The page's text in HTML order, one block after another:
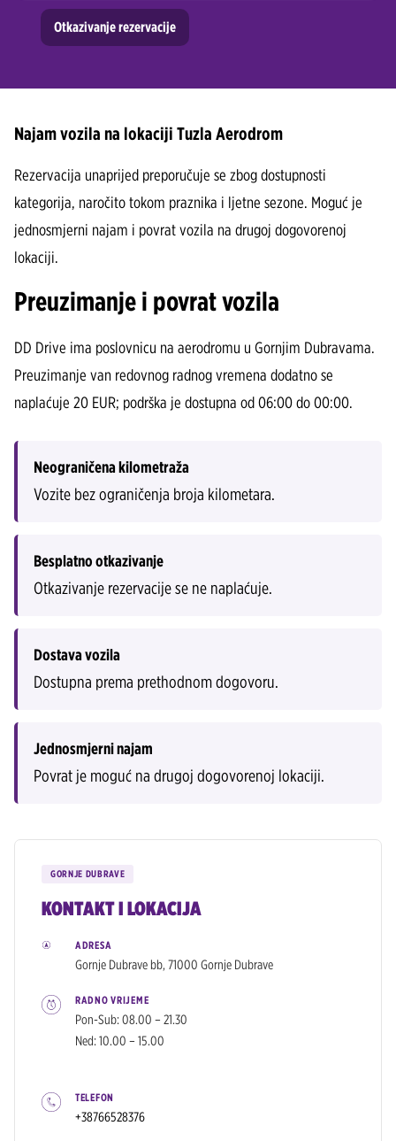
Tuzla Aerodrom
Sarajevo Aerodrom
Sarajevo Grad
Šamac Grad
Tuzla Aerodrom
Otkazivanje rezervacije
Najam vozila na lokaciji Tuzla Aerodrom
Rezervacija unaprijed preporučuje se zbog dostupnosti
kategorija, naročito tokom praznika i ljetne sezone. Moguć je
jednosmjerni najam i povrat vozila na drugoj dogovorenoj
lokaciji.
Preuzimanje i povrat vozila
DD Drive ima poslovnicu na aerodromu u Gornjim Dubravama.
Preuzimanje van redovnog radnog vremena dodatno se
naplaćuje 20 EUR; podrška je dostupna od 06:00 do 00:00.
Neograničena kilometraža
Vozite bez ograničenja broja kilometara.
Besplatno otkazivanje
Otkazivanje rezervacije se ne naplaćuje.
Dostava vozila
Dostupna prema prethodnom dogovoru.
Jednosmjerni najam
Povrat je moguć na drugoj dogovorenoj lokaciji.
GORNJE DUBRAVE
KONTAKT I LOKACIJA
ADRESA
Gornje Dubrave bb, 71000 Gornje Dubrave
RADNO VRIJEME
Pon-Sub: 08.00 – 21.30
Ned: 10.00 – 15.00
TELEFON
+38766528376